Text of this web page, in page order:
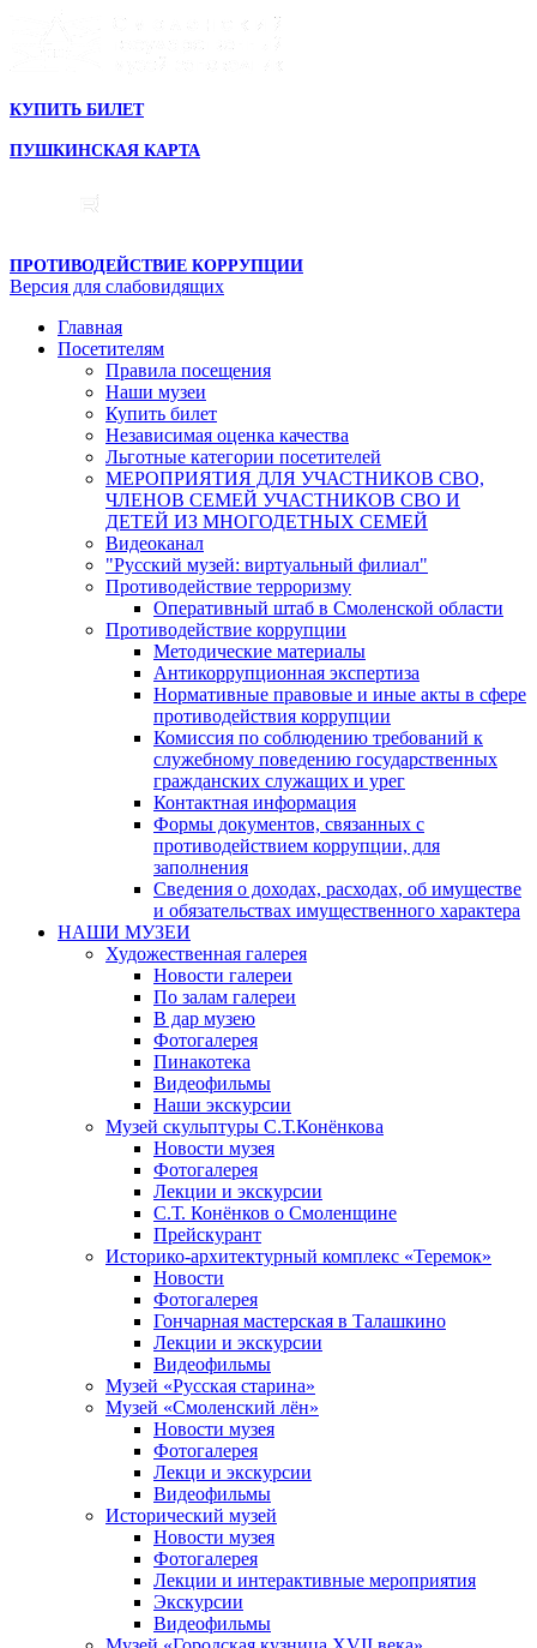
КУПИТЬ БИЛЕТ
ПУШКИНСКАЯ КАРТА
ПРОТИВОДЕЙСТВИЕ КОРРУПЦИИ
Версия для слабовидящих
Главная
Посетителям
Правила посещения
Наши музеи
Купить билет
Независимая оценка качества
Льготные категории посетителей
МЕРОПРИЯТИЯ ДЛЯ УЧАСТНИКОВ СВО,
ЧЛЕНОВ СЕМЕЙ УЧАСТНИКОВ СВО И
ДЕТЕЙ ИЗ МНОГОДЕТНЫХ СЕМЕЙ
Видеоканал
"Русский музей: виртуальный филиал"
Противодействие терроризму
Оперативный штаб в Смоленской области
Противодействие коррупции
Методические материалы
Антикоррупционная экспертиза
Нормативные правовые и иные акты в сфере
противодействия коррупции
Комиссия по соблюдению требований к
служебному поведению государственных
гражданских служащих и урег
Контактная информация
Формы документов, связанных с
противодействием коррупции, для
заполнения
Сведения о доходах, расходах, об имуществе
и обязательствах имущественного характера
НАШИ МУЗЕИ
Художественная галерея
Новости галереи
По залам галереи
В дар музею
Фотогалерея
Пинакотека
Видеофильмы
Наши экскурсии
Музей скульптуры С.Т.Конёнкова
Новости музея
Фотогалерея
Лекции и экскурсии
С.Т. Конёнков о Смоленщине
Прейскурант
Историко-архитектурный комплекс «Теремок»
Новости
Фотогалерея
Гончарная мастерская в Талашкино
Лекции и экскурсии
Видеофильмы
Музей «Русская старина»
Музей «Смоленский лён»
Новости музея
Фотогалерея
Лекци и экскурсии
Видеофильмы
Исторический музей
Новости музея
Фотогалерея
Лекции и интерактивные мероприятия
Экскурсии
Видеофильмы